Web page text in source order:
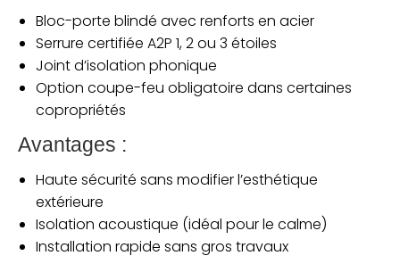
Bloc-porte blindé avec renforts en acier
Serrure certifiée A2P 1, 2 ou 3 étoiles
Joint d’isolation phonique
Option coupe-feu obligatoire dans certaines
copropriétés
Avantages :
Haute sécurité sans modifier l’esthétique
extérieure
Isolation acoustique (idéal pour le calme)
Installation rapide sans gros travaux